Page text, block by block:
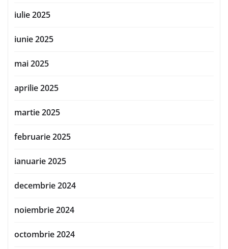
iulie 2025
iunie 2025
mai 2025
aprilie 2025
martie 2025
februarie 2025
ianuarie 2025
decembrie 2024
noiembrie 2024
octombrie 2024